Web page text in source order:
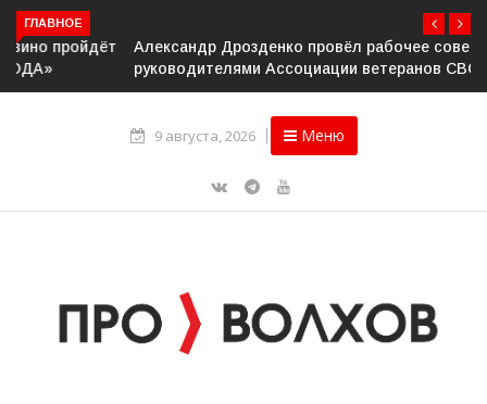
ГЛАВНОЕ
Александр Дрозденко провёл рабочее совещание с
руководителями Ассоциации ветеранов СВО
9 августа, 2026 Меню